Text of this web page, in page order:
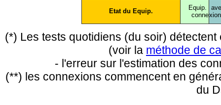
Etat du Equip.
Equip.
conne
(*) Les tests quotidiens (du soir)
(voir la méthode de
- l'erreur sur l'estimation des
(**) les connexions commencent en
du